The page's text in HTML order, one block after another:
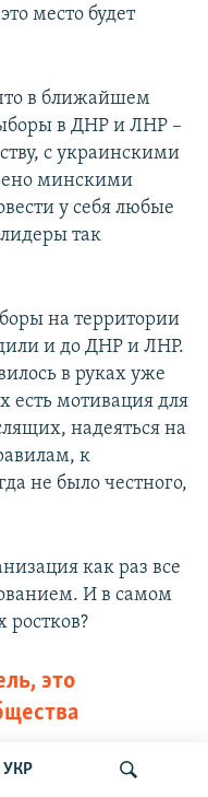
УКР
место будет
в ближайшем
в ДНР и ЛНР –
с украинскими
минскими
у себя любые
так
на территории
и до ДНР и ЛНР.
в руках уже
есть мотивация для
надеяться на
к
не было честного,
как раз все
И в самом
ростков?
это
7 годах даже